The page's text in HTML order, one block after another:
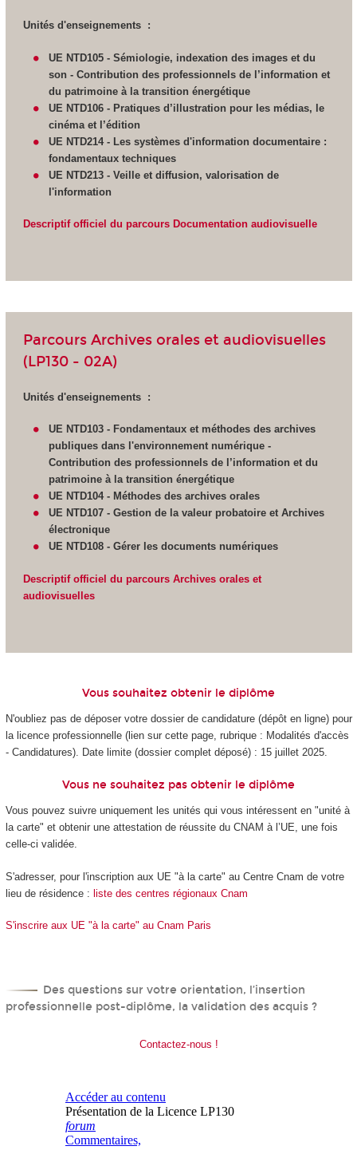
Unités d'enseignements :
UE NTD105 - Sémiologie, indexation des images et du
son - Contribution des professionnels de l’information et
du patrimoine à la transition énergétique
UE NTD106 - Pratiques d’illustration pour les médias, le
cinéma et l’édition
UE NTD214 - Les systèmes d'information documentaire :
fondamentaux techniques
UE NTD213 - Veille et diffusion, valorisation de
l'information
Descriptif officiel du parcours Documentation audiovisuelle
Parcours Archives orales et audiovisuelles
(LP130 - 02A)
Unités d'enseignements :
UE NTD103 - Fondamentaux et méthodes des archives
publiques dans l'environnement numérique -
Contribution des professionnels de l’information et du
patrimoine à la transition énergétique
UE NTD104 - Méthodes des archives orales
UE NTD107 - Gestion de la valeur probatoire et Archives
électronique
UE NTD108 - Gérer les documents numériques
Descriptif officiel du parcours Archives orales et
audiovisuelles
Vous souhaitez obtenir le diplôme
N'oubliez pas de déposer votre dossier de candidature (dépôt en ligne) pour
la licence professionnelle (lien sur cette page, rubrique : Modalités d'accès
- Candidatures). Date limite (dossier complet déposé) : 15 juillet 2025.
Vous ne souhaitez pas obtenir le diplôme
Vous pouvez suivre uniquement les unités qui vous intéressent en "unité à
la carte" et obtenir une attestation de réussite du CNAM à l’UE, une fois
celle-ci validée.
S'adresser, pour l'inscription aux UE "à la carte" au Centre Cnam de votre
lieu de résidence : liste des centres régionaux Cnam
S'inscrire aux UE "à la carte" au Cnam Paris
Des questions sur votre orientation, l’insertion
professionnelle post-diplôme, la validation des acquis ?
Contactez-nous !